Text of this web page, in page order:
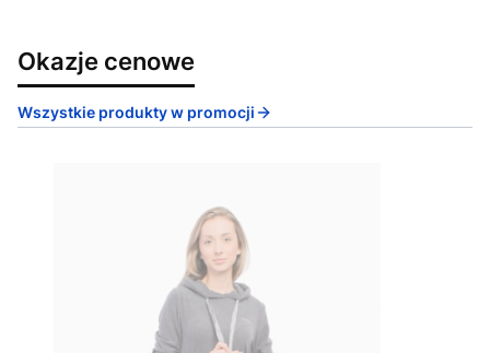
Okazje cenowe
Wszystkie produkty w promocji